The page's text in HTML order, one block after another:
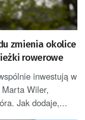
zmienia okolice
rowerowe
inwestują w
Wiler,
Jak dodaje,...